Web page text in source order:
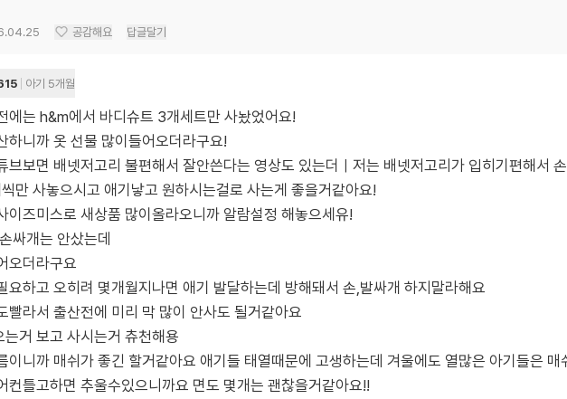
공감해요 답글달기
아기 5개월
에는 h&m에서 바디슈트 3개세트만 사놨었어요!
하니까 옷 선물 많이들어오더라구요!
브보면 배넷저고리 불편해서 잘안쓴다는 영상도 있는더ㅣ저는 배넷저고리가 입히기편해서
만 사놓으시고 애기낳고 원하시는걸로 사는게 좋을거같아요!
이즈미스로 새상품 많이올라오니까 알람설정 해놓으세유!
싸개는 안샀는데
오더라구요
요하고 오히려 몇개월지나면 애기 발달하는데 방해돼서 손,발싸개 하지말라해요
빨라서 출산전에 미리 막 많이 안사도 될거같아요
는거 보고 사시는거 츄천해용
이니까 매쉬가 좋긴 할거같아요 애기들 태열때문에 고생하는데 겨울에도 열많은 아기들은
컨틀고하면 추울수있으니까요 면도 몇개는 괜찮을거같아요!!